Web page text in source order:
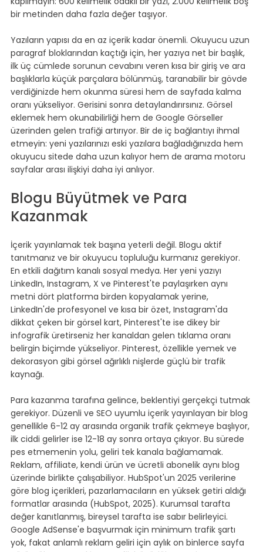
bir metinden daha fazla değer taşıyor.
Yazıların yapısı da en az içerik kadar önemli. Okuyucu uzun
paragraf bloklarından kaçtığı için, her yazıya net bir başlık,
ilk üç cümlede sorunun cevabını veren kısa bir giriş ve ara
başlıklarla küçük parçalara bölünmüş, taranabilir bir gövde
verdiğinizde hem okunma süresi hem de sayfada kalma
oranı yükseliyor. Gerisini sonra detaylandırırsınız. Görsel
eklemek hem okunabilirliği hem de Google Görseller
üzerinden gelen trafiği artırıyor. Bir de iç bağlantıyı ihmal
etmeyin: yeni yazılarınızı eski yazılara bağladığınızda hem
okuyucu sitede daha uzun kalıyor hem de arama motoru
sayfalar arası ilişkiyi daha iyi anlıyor.
Blogu Büyütmek ve Para
Kazanmak
İçerik yayınlamak tek başına yeterli değil. Blogu aktif
tanıtmanız ve bir okuyucu topluluğu kurmanız gerekiyor.
En etkili dağıtım kanalı sosyal medya. Her yeni yazıyı
LinkedIn, Instagram, X ve Pinterest'te paylaşırken aynı
metni dört platforma birden kopyalamak yerine,
LinkedIn'de profesyonel ve kısa bir özet, Instagram'da
dikkat çeken bir görsel kart, Pinterest'te ise dikey bir
infografik üretirseniz her kanaldan gelen tıklama oranı
belirgin biçimde yükseliyor. Pinterest, özellikle yemek ve
dekorasyon gibi görsel ağırlıklı nişlerde güçlü bir trafik
kaynağı.
Para kazanma tarafına gelince, beklentiyi gerçekçi tutmak
gerekiyor. Düzenli ve SEO uyumlu içerik yayınlayan bir blog
genellikle 6-12 ay arasında organik trafik çekmeye başlıyor,
ilk ciddi gelirler ise 12-18 ay sonra ortaya çıkıyor. Bu sürede
pes etmemenin yolu, geliri tek kanala bağlamamak.
Reklam, affiliate, kendi ürün ve ücretli abonelik aynı blog
üzerinde birlikte çalışabiliyor. HubSpot'un 2025 verilerine
göre blog içerikleri, pazarlamacıların en yüksek getiri aldığı
formatlar arasında (HubSpot, 2025). Kurumsal tarafta
değer kanıtlanmış, bireysel tarafta ise sabır belirleyici.
Google AdSense'e başvurmak için minimum trafik şartı
yok, fakat anlamlı reklam geliri için aylık on binlerce sayfa